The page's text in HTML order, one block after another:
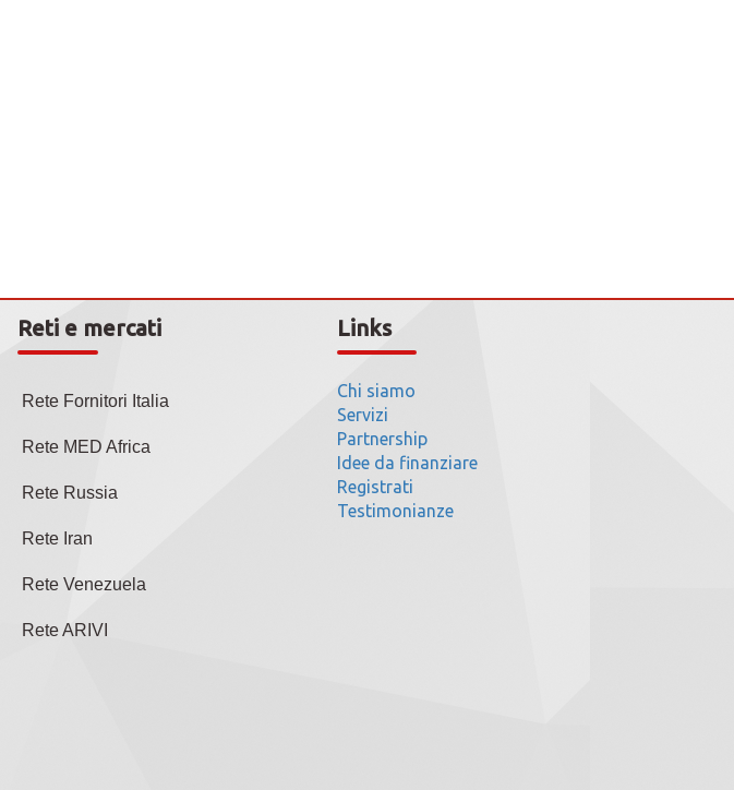
Reti e mercati
Rete Fornitori Italia
Rete MED Africa
Rete Russia
Rete Iran
Rete Venezuela
Rete ARIVI
Links
Chi siamo
Servizi
Partnership
Idee da finanziare
Registrati
Testimonianze